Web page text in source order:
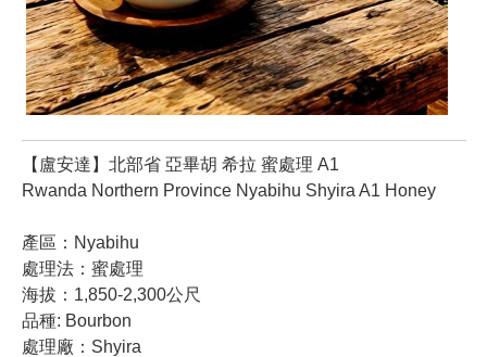
【盧安達】北部省 亞畢胡 希拉 蜜處理 A1
Rwanda Northern Province Nyabihu Shyira A1 Honey
產區：Nyabihu
處理法：蜜處理
海拔：1,850-2,300公尺
品種: Bourbon
處理廠：Shyira